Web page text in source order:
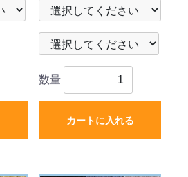
数量
カートに入れる